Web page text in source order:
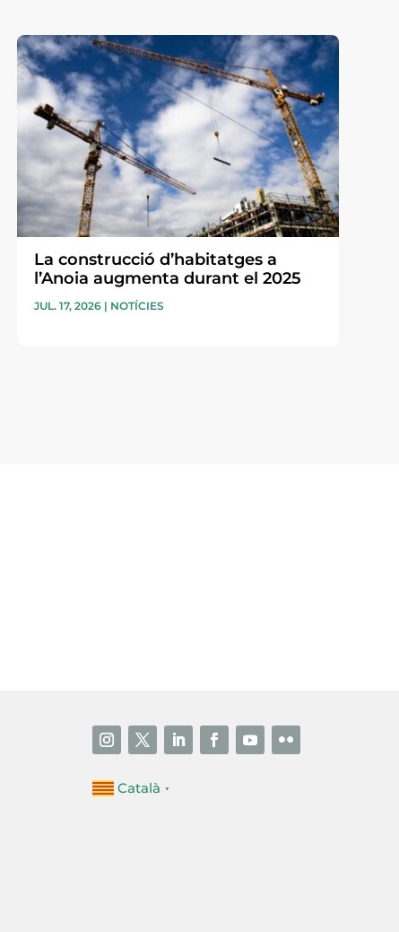
La construcció d’habitatges a
l’Anoia augmenta durant el 2025
JUL. 17, 2026| NOTÍCIES
Català ▼